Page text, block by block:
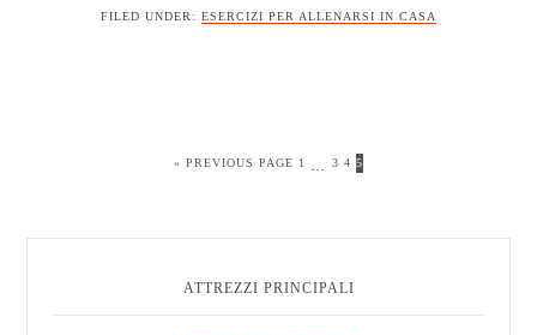
FILED UNDER: ESERCIZI PER ALLENARSI IN CASA
«GO
PREVIOUS PAGE PAGE
1
INTERIM
… PAGE
3 PAGE
4 PAGE
5
ATTREZZI PRINCIPALI